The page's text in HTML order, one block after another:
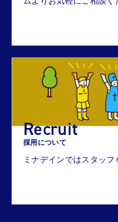
Recruit
採用について
ミナデインではスタッフ